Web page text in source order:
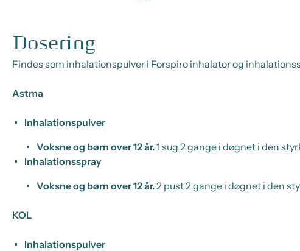
Dosering
Findes som inhalationspulver i Forspiro inhalator og
Astma
Inhalationspulver
Voksne og børn over 12 år.1 sug 2 gange i døgnet i den
Inhalationsspray
Voksne og børn over 12 år.2 pust 2 gange i døgnet i den
KOL
Inhalationspulver